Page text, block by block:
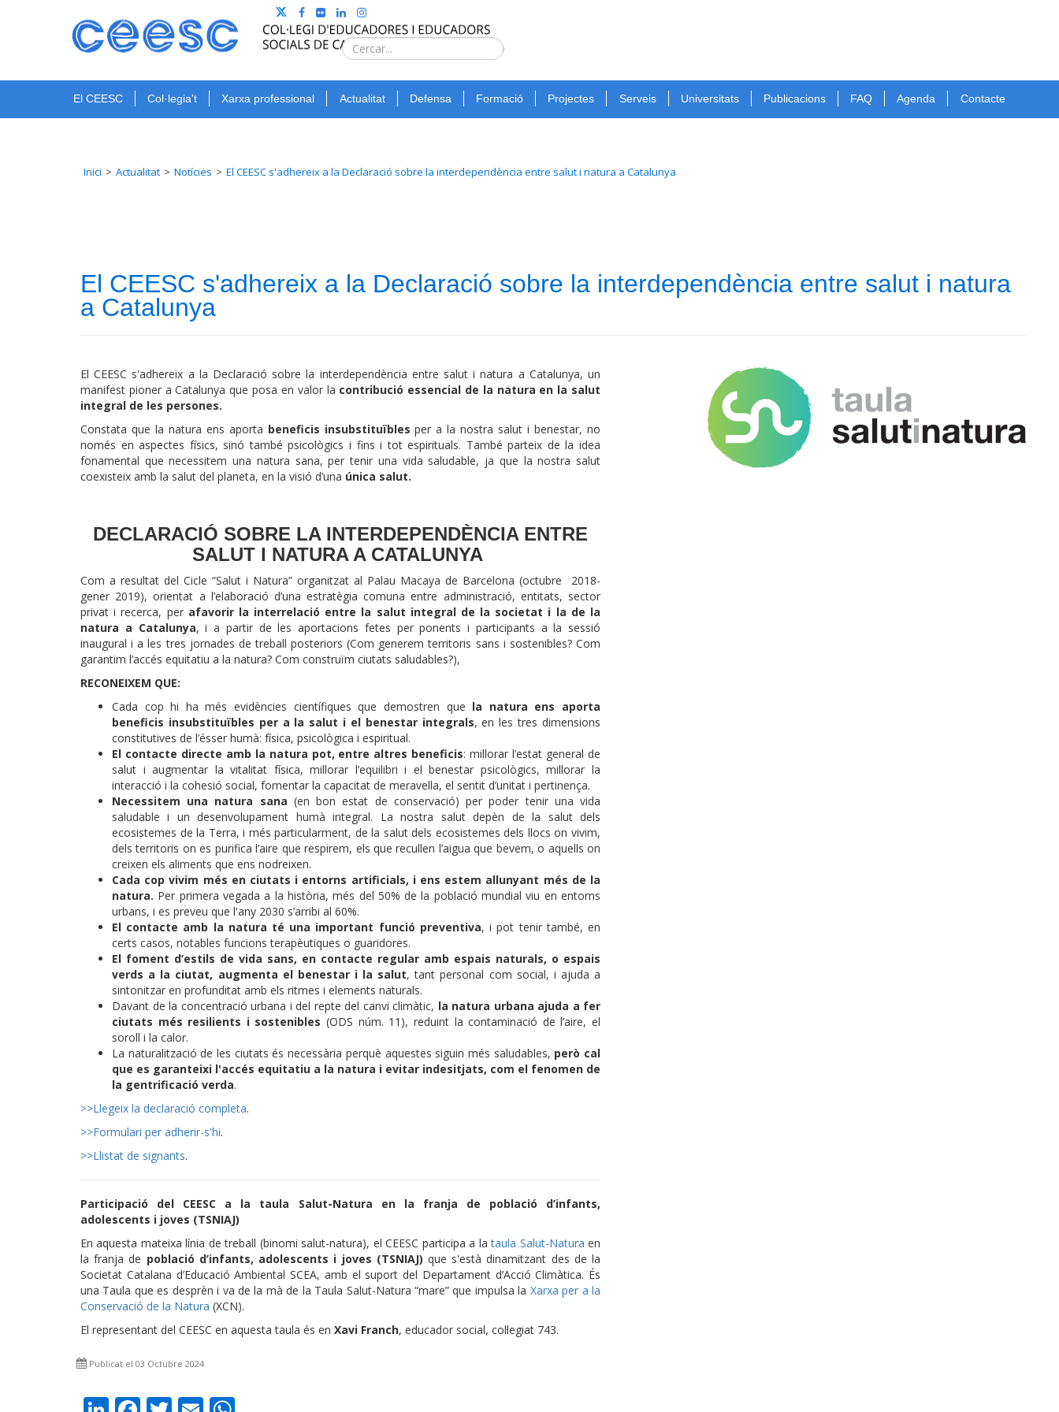
Type 2 or
for
results.
Cerca
El CEESC Col·legia't Xarxa professional Actualitat Defensa Formació Projectes Serveis Universitats Publicacions FAQ Agenda Contacte
Inici Actualitat Notícies El CEESC s'adhereix a la Declaració sobre la interdependència entre salut i natura a Catalunya
El CEESC s'adhereix a la Declaració sobre la interdependència entre salut i natura
a Catalunya
El CEESC s'adhereix a la Declaració sobre la interdependència entre salut i natura a Catalunya, un
manifest pioner a Catalunya que posa en valor la contribució essencial de la natura en la salut
integral de les persones.
Constata que la natura ens aporta beneficis insubstituïbles per a la nostra salut i benestar, no
només en aspectes físics, sinó també psicològics i fins i tot espirituals. També parteix de la idea
fonamental que necessitem una natura sana, per tenir una vida saludable, ja que la nostra salut
coexisteix amb la salut del planeta, en la visió d’una única salut.
DECLARACIÓ SOBRE LA INTERDEPENDÈNCIA ENTRE
SALUT I NATURA A CATALUNYA
Com a resultat del Cicle “Salut i Natura” organitzat al Palau Macaya de Barcelona (octubre 2018-
gener 2019), orientat a l’elaboració d’una estratègia comuna entre administració, entitats, sector
privat i recerca, per afavorir la interrelació entre la salut integral de la societat i la de la
natura a Catalunya, i a partir de les aportacions fetes per ponents i participants a la sessió
inaugural i a les tres jornades de treball posteriors (Com generem territoris sans i sostenibles? Com
garantim l’accés equitatiu a la natura? Com construïm ciutats saludables?),
RECONEIXEM QUE:
Cada cop hi ha més evidències científiques que demostren que la natura ens aporta
beneficis insubstituïbles per a la salut i el benestar integrals, en les tres dimensions
constitutives de l’ésser humà: física, psicològica i espiritual.
El contacte directe amb la natura pot, entre altres beneficis: millorar l’estat general de
salut i augmentar la vitalitat física, millorar l’equilibri i el benestar psicològics, millorar la
interacció i la cohesió social, fomentar la capacitat de meravella, el sentit d’unitat i pertinença.
Necessitem una natura sana (en bon estat de conservació) per poder tenir una vida
saludable i un desenvolupament humà integral. La nostra salut depèn de la salut dels
ecosistemes de la Terra, i més particularment, de la salut dels ecosistemes dels llocs on vivim,
dels territoris on es purifica l’aire que respirem, els que recullen l’aigua que bevem, o aquells on
creixen els aliments que ens nodreixen.
Cada cop vivim més en ciutats i entorns artificials, i ens estem allunyant més de la
natura. Per primera vegada a la història, més del 50% de la població mundial viu en entorns
urbans, i es preveu que l'any 2030 s’arribi al 60%.
El contacte amb la natura té una important funció preventiva, i pot tenir també, en
certs casos, notables funcions terapèutiques o guaridores.
El foment d’estils de vida sans, en contacte regular amb espais naturals, o espais
verds a la ciutat, augmenta el benestar i la salut, tant personal com social, i ajuda a
sintonitzar en profunditat amb els ritmes i elements naturals.
Davant de la concentració urbana i del repte del canvi climàtic, la natura urbana ajuda a fer
ciutats més resilients i sostenibles(ODS núm. 11), reduint la contaminació de l’aire, el
soroll i la calor.
La naturalització de les ciutats és necessària perquè aquestes siguin més saludables, però cal
que es garanteixi l'accés equitatiu a la natura i evitar indesitjats, com el fenomen de
la gentrificació verda.
>>Llegeix la declaració completa.
>>Formulari per adherir-s'hi.
>>Llistat de signants.
Participació del CEESC a la taula Salut-Natura en la franja de població d’infants,
adolescents i joves (TSNIAJ)
En aquesta mateixa línia de treball (binomi salut-natura), el CEESC participa a lataula Salut-Natura en
la franja de població d’infants, adolescents i joves (TSNIAJ) que s'està dinamitzant des de la
Societat Catalana d’Educació Ambiental SCEA, amb el suport del Departament d’Acció Climàtica. És
una Taula que es desprèn i va de la mà de la Taula Salut-Natura “mare” que impulsa la Xarxa per a la
Conservació de la Natura (XCN).
El representant del CEESC en aquesta taula és en Xavi Franch, educador social, col·legiat 743.
Publicat el 03 Octubre 2024